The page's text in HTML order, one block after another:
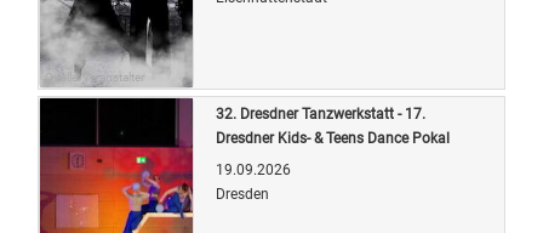
Quelle: Veranstalter
32. Dresdner Tanzwerkstatt - 17.
Dresdner Kids- & Teens Dance Pokal
19.09.2026
Dresden